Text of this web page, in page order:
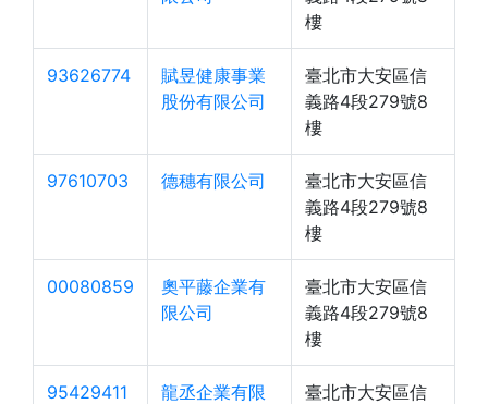
樓
93626774
賦昱健康事業
股份有限公司
臺北市大安區信
義路4段279號8
樓
97610703 德穗有限公司
臺北市大安區信
義路4段279號8
樓
00080859
奧平藤企業有
限公司
臺北市大安區信
義路4段279號8
樓
95429411
龍丞企業有限
臺北市大安區信